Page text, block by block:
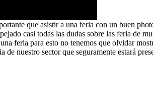
que asistir a una feria con un buen
casi todas las dudas sobre las feria de
feria para esto no tenemos que olvidar
nuestro sector que seguramente estará